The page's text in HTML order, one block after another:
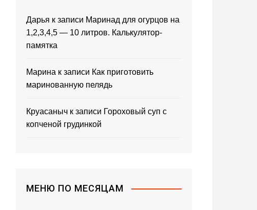
Дарья к записи Маринад для огурцов на
1,2,3,4,5 — 10 литров. Калькулятор-
памятка
Марина к записи Как приготовить
маринованную пелядь
Круасанычк записи Гороховый суп с
копченой грудинкой
МЕНЮ ПО МЕСЯЦАМ